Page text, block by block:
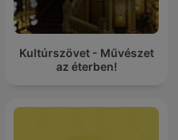
Kultúrszövet - Művészet
az éterben!